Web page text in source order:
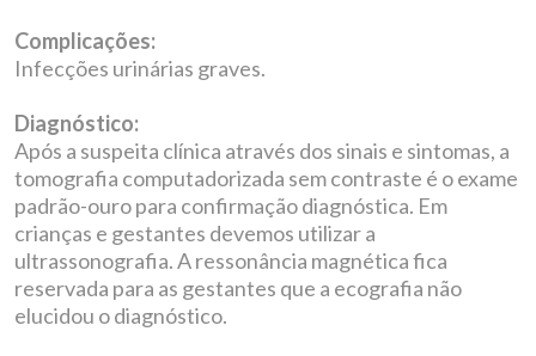
Complicações:
Infecções urinárias graves.
Diagnóstico:
Após a suspeita clínica através dos sinais e sintomas, a
tomografia computadorizada sem contraste é o exame
padrão-ouro para confirmação diagnóstica. Em
crianças e gestantes devemos utilizar a
ultrassonografia. A ressonância magnética fica
reservada para as gestantes que a ecografia não
elucidou o diagnóstico.